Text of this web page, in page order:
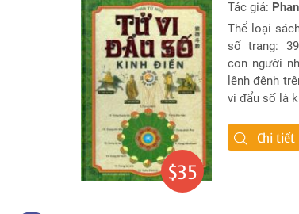
$35
Tác giả:
Thể loại
số trang:
con người
lênh đênh
vi đẩu số là
Chi tiết